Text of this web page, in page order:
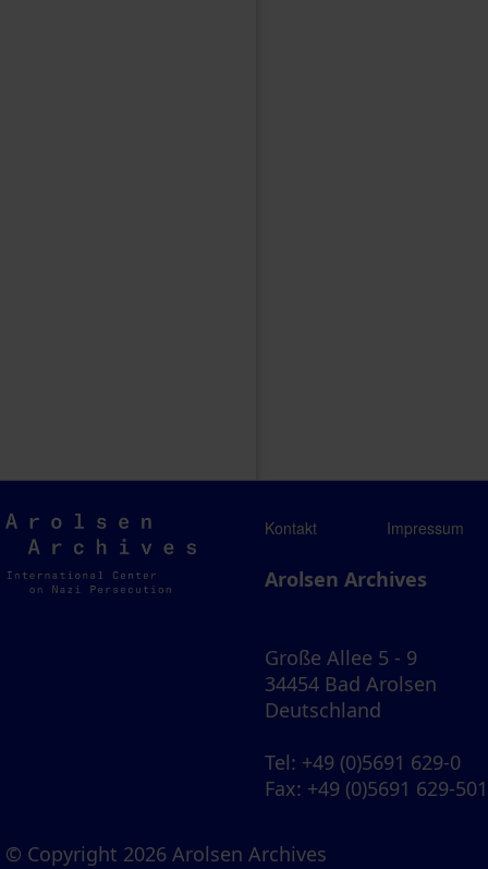
Arolsen
Archives
Kontakt Impressum
Arolsen Archives
Große Allee 5 - 9
34454 Bad Arolsen
Deutschland
Tel: +49 (0)5691 629-0
Fax: +49 (0)5691 629-501
© Copyright 2026 Arolsen Archives